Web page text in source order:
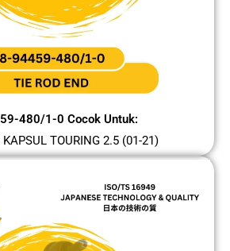
480/1-0 Cocok Untuk:
KAPSUL TOURING 2.5 (01-21)